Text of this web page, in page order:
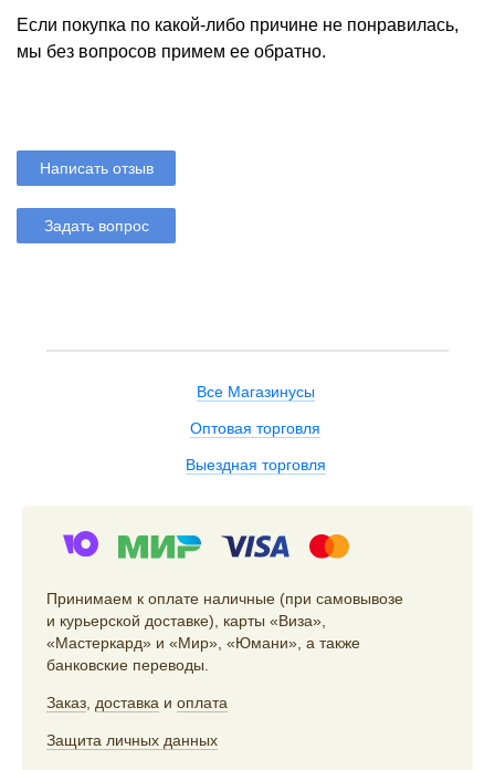
Если покупка по какой-либо причине не понравилась,
мы без вопросов примем ее обратно.
Написать отзыв
Задать вопрос
Все Магазинусы
Оптовая торговля
Выездная торговля
Принимаем к оплате наличные (при самовывозе
и курьерской доставке), карты «Виза»,
«Мастеркард» и «Мир», «Юмани», а также
банковские переводы.
Заказ доставка и оплата
Защита личных данных